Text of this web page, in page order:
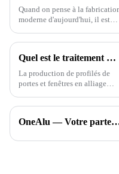
Quand on pense à la
moderne d'aujourd'hui, il est
compte à quel point les
devenus importants.
Quel est le traitement de surface des profilés en aluminium ?
La production de profilés de
portes et fenêtres en alliage
étapes : préparation des
traitement thermique et
OneAlu — Votre partenaire de confiance pour les profilés en